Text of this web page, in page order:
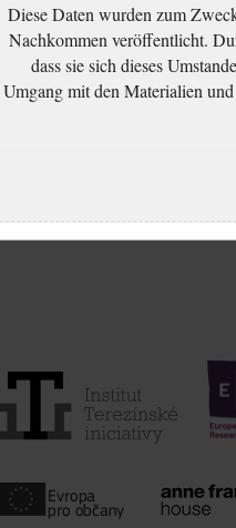
Diese Daten wurden zum
Nachkommen veröffentlicht.
dass sie sich dieses
Umgang mit den Materialien